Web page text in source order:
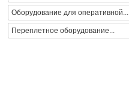
Оборудование для оперативной...
Переплетное оборудование...